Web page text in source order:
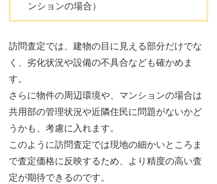
ンションの場合）
訪問査定では、建物の目に見える部分だけでな
く、劣化状況や設備の不具合なども確かめま
す。
さらに物件の周辺環境や、マンションの場合は
共用部の管理状況や近隣住民に問題がないかど
うかも、考慮に入れます。
このように訪問査定では現地の細かいところま
で査定価格に反映するため、より精度の高い査
定が期待できるのです。